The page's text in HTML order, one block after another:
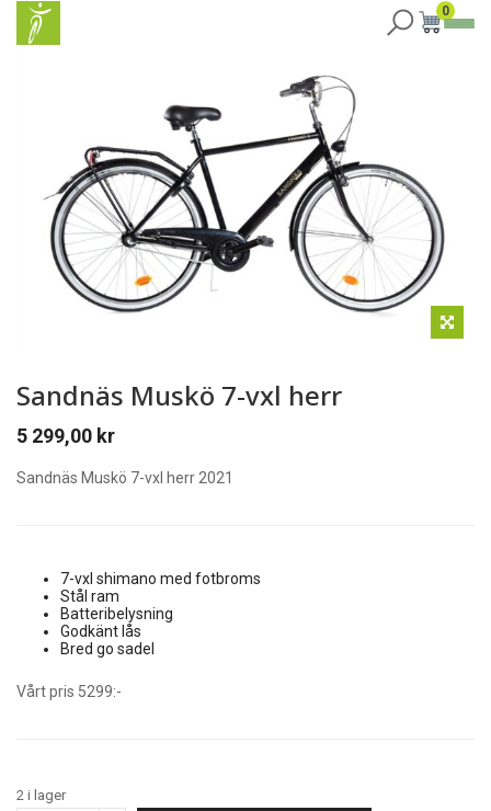
0
Sandnäs Muskö 7-vxl herr
5 299,00 kr
Sandnäs Muskö 7-vxl herr 2021
7-vxl shimano med fotbroms
Stål ram
Batteribelysning
Godkänt lås
Bred go sadel
Vårt pris 5299:-
2 i lager